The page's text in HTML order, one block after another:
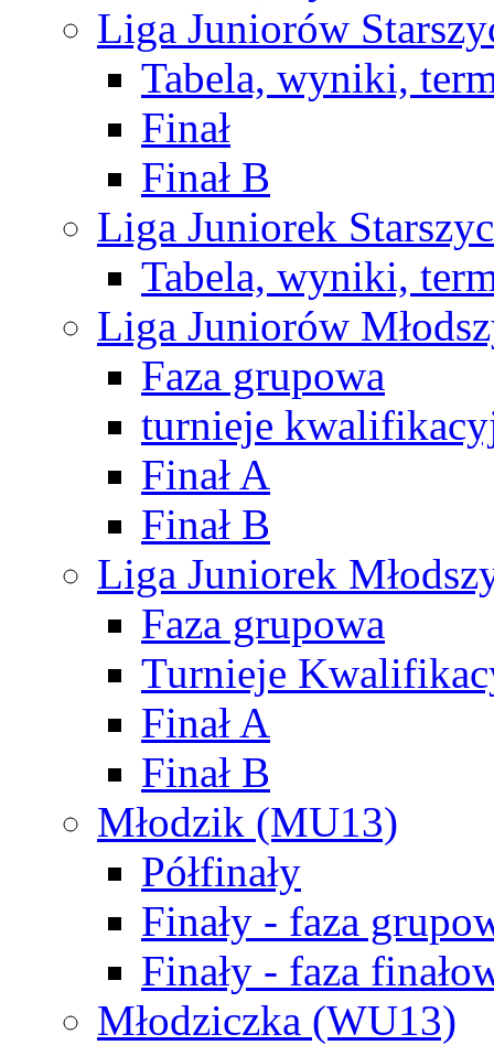
Liga Juniorów
Tabela, wyniki,
Finał
Finał B
Liga Juniorek
Tabela, wyniki,
Liga Juniorów
Faza grupowa
turnieje
Finał A
Finał B
Liga Juniorek
Faza grupowa
Turnieje
Finał A
Finał B
Młodzik (MU13)
Półfinały
Finały - faza
Finały - faza
Młodziczka (WU13)